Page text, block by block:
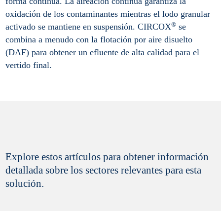
oxidación de los contaminantes mientras el lodo granular
activado se mantiene en suspensión. CIRCOX® se
combina a menudo con la flotación por aire disuelto
(DAF) para obtener un efluente de alta calidad para el
vertido final.
Explore estos artículos para obtener información
detallada sobre los sectores relevantes para esta
solución.